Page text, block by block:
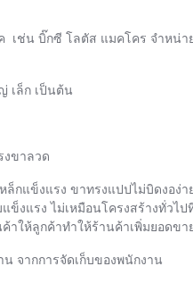
เช่น บิ๊กซี โลตัส แมคโคร จำห
เล็ก เป็นต้น
งขาลวด
กแข็งแรง ขาทรงแปปไม่บิดงอ
แรง ไม่เหมือนโครงสร้างทั่วไ
ให้ลูกค้าทำให้ร้านค้าเพิ่มยอดขา
จากการจัดเก็บของพนักงาน